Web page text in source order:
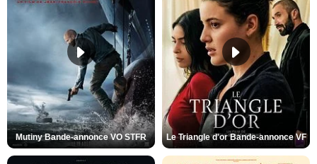
Mutiny Bande-annonce VO STFR Le Triangle d'or Bande-annonce VF